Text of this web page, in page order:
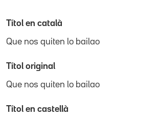
Títol en català
Que nos quiten lo bailao
Títol original
Que nos quiten lo bailao
Títol en castellà